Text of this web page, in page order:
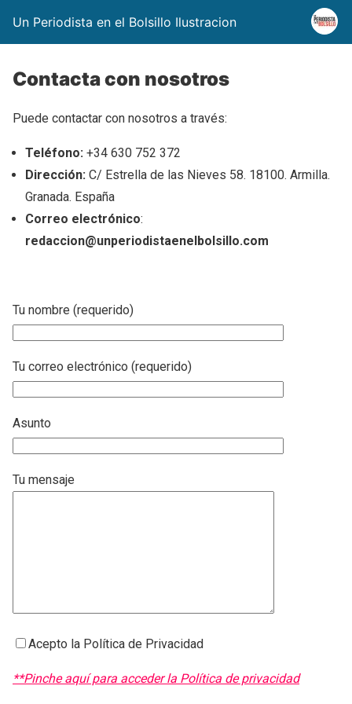
Un Periodista en el Bolsillo Ilustracion
Contacta con nosotros
Puede contactar con nosotros a través:
Teléfono: +34 630 752 372
Dirección: C/ Estrella de las Nieves 58. 18100. Armilla.
Granada. España
Correo electrónico:
redaccion@unperiodistaenelbolsillo.com
Tu nombre (requerido)
Tu correo electrónico (requerido)
Asunto
Tu mensaje
Acepto la Política de Privacidad
**Pinche aquí para acceder la Política de privacidad